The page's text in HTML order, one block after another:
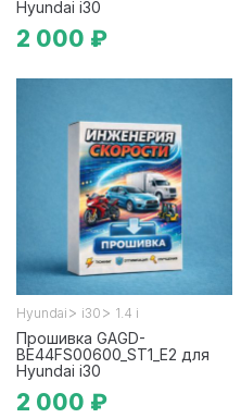
Hyundai i30
2 000 ₽
Hyundai > i30 > 1.4 i
Прошивка GAGD-
BE44FS00600_ST1_E2 для
Hyundai i30
2 000 ₽